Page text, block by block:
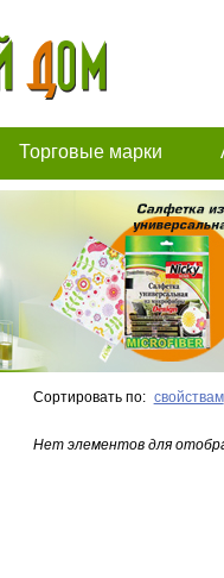
Торговые марки
Сортировать по: свойствам
Нет элементов для